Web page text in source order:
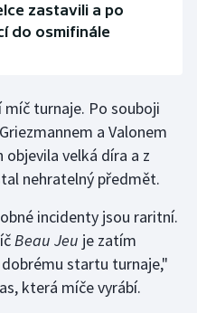
zastavili a po
do osmifinále
turnaje. Po souboji
a Valonem
objevila velká díra a z
nehratelný předmět.
incidenty jsou raritní.
Beau Jeu je zatím
startu turnaje,"
která míče vyrábí.